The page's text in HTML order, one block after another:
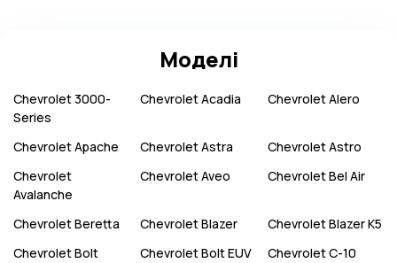
Моделі
Chevrolet3000-
Series
ChevroletAcadia ChevroletAlero
ChevroletApache ChevroletAstra ChevroletAstro
Chevrolet
Avalanche
ChevroletAveo ChevroletBel Air
ChevroletBeretta ChevroletBlazer ChevroletBlazer K5
ChevroletBolt ChevroletBolt EUV ChevroletC-10